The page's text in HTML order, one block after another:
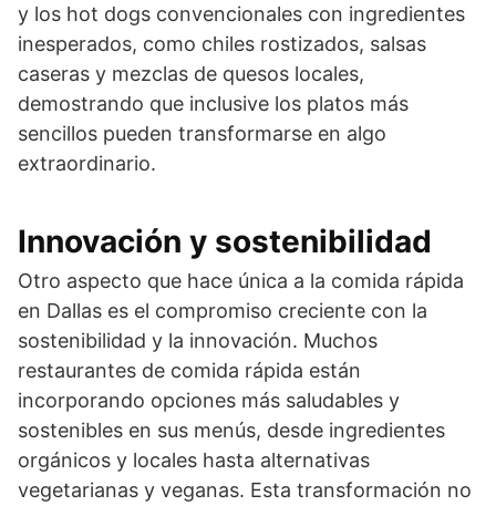
y los hot dogs convencionales con ingredientes
inesperados, como chiles rostizados, salsas
caseras y mezclas de quesos locales,
demostrando que inclusive los platos más
sencillos pueden transformarse en algo
extraordinario.
Innovación y sostenibilidad
Otro aspecto que hace única a la comida rápida
en Dallas es el compromiso creciente con la
sostenibilidad y la innovación. Muchos
restaurantes de comida rápida están
incorporando opciones más saludables y
sostenibles en sus menús, desde ingredientes
orgánicos y locales hasta alternativas
vegetarianas y veganas. Esta transformación no